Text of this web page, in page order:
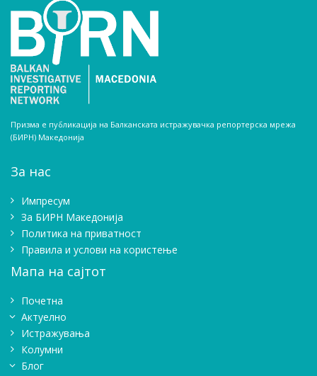
Призма е публикација на Балканската истражувачка репортерска мрежа
(БИРН) Македонија
За нас
Импресум
Зa БИРН Македонија
Политика на приватност
Правила и услови на користење
Мапа на сајтот
Почетна
Актуелно
Истражувањa
Колумни
Блог